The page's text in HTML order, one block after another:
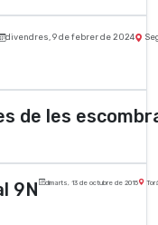
divendres, 9 de febrer de 2024
de les
9N dimarts, 13 de octubre de 2015